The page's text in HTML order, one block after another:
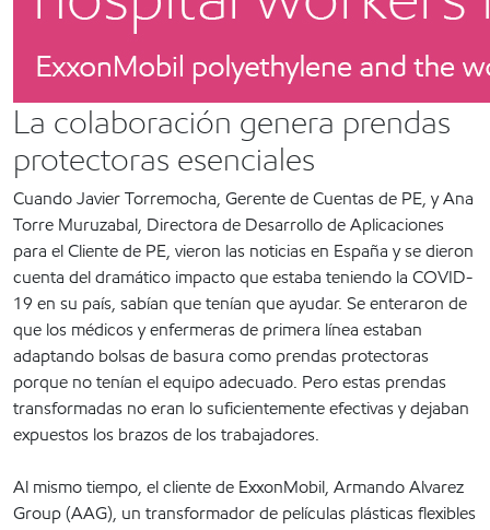
La colaboración genera prendas
protectoras esenciales
Cuando Javier Torremocha, Gerente de Cuentas de PE, y Ana
Torre Muruzabal, Directora de Desarrollo de Aplicaciones
para el Cliente de PE, vieron las noticias en España y se dieron
cuenta del dramático impacto que estaba teniendo la COVID-
19 en su país, sabían que tenían que ayudar. Se enteraron de
que los médicos y enfermeras de primera línea estaban
adaptando bolsas de basura como prendas protectoras
porque no tenían el equipo adecuado. Pero estas prendas
transformadas no eran lo suficientemente efectivas y dejaban
expuestos los brazos de los trabajadores.
Al mismo tiempo, el cliente de ExxonMobil, Armando Alvarez
Group (AAG), un transformador de películas plásticas flexibles